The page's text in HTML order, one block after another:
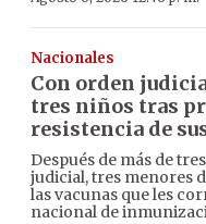
Nacionales
Con orden
tres niños tras
resistencia de
Después de más de
judicial, tres menores
las vacunas que les
nacional de